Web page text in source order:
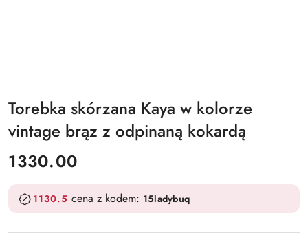
Torebka skórzana Kaya w kolorze
vintage brąz z odpinaną kokardą
cena:
1330.00
1130.5 cena z kodem: 15ladybuq